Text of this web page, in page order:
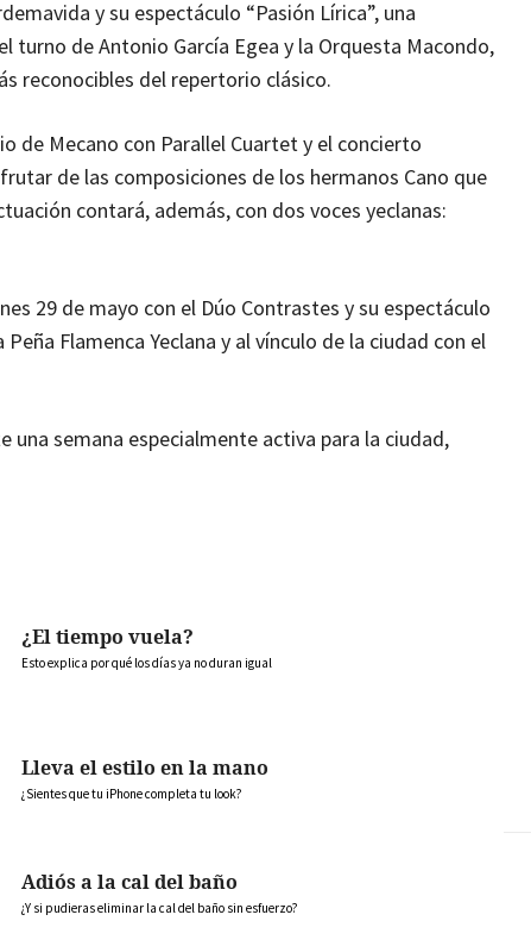
y su espectáculo “Pasión Lírica”, una
turno de Antonio García Egea y la Orquesta Macondo,
reconocibles del repertorio clásico.
de Mecano con Parallel Cuartet y el concierto
de las composiciones de los hermanos Cano que
contará, además, con dos voces yeclanas:
29 de mayo con el Dúo Contrastes y su espectáculo
Flamenca Yeclana y al vínculo de la ciudad con el
una semana especialmente activa para la ciudad,
¿El tiempo vuela?
Esto explica por qué los días ya no duran igual
Lleva el estilo en la mano
¿Sientes que tu iPhone completa tu look?
Adiós a la cal del baño
¿Y si pudieras eliminar la cal del baño sin esfuerzo?